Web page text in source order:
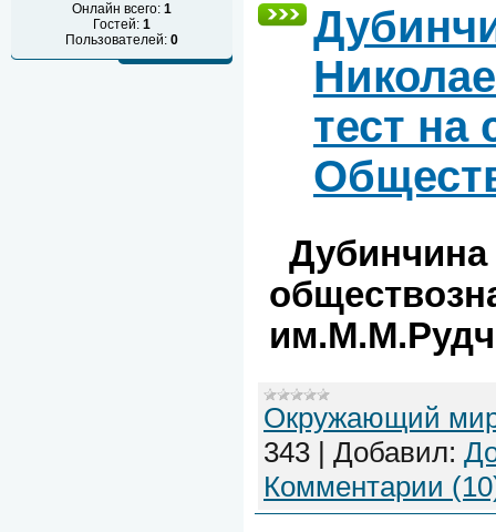
Онлайн всего: 1
Гостей: 1
Пользователей: 0
тест на
Дубинчина
Окружающий
343 | Добавил:
Комментарии